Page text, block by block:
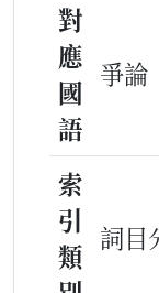
對
應
國
語
爭論
索
引
類
詞目